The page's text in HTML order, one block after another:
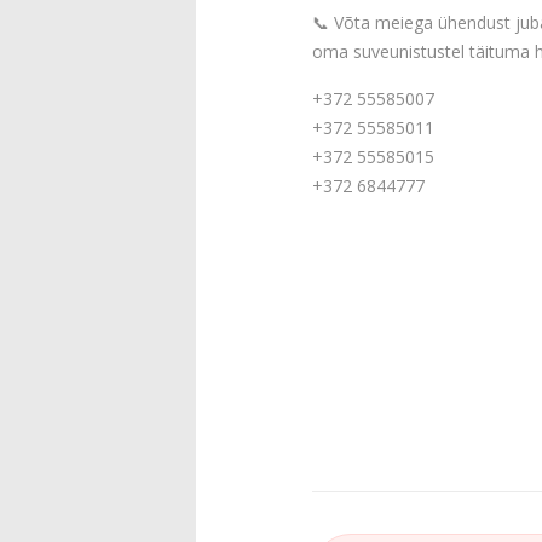
📞 Võta meiega ühendust
oma suveunistustel täituma
+372 55585007
+372 55585011
+372 55585015
+372 6844777